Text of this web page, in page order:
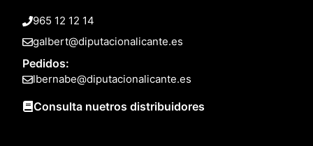
965 12 12 14
galbert@diputacionalicante.es
Pedidos:
lbernabe@diputacionalicante.es
Consulta nuetros distribuidores